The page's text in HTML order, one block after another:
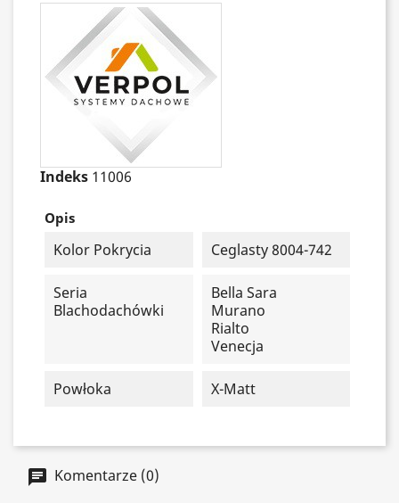
Indeks 11006
Opis
Kolor Pokrycia Ceglasty 8004-742
Seria
Blachodachówki
Bella Sara
Murano
Rialto
Venecja
Powłoka X-Matt
Komentarze (0)